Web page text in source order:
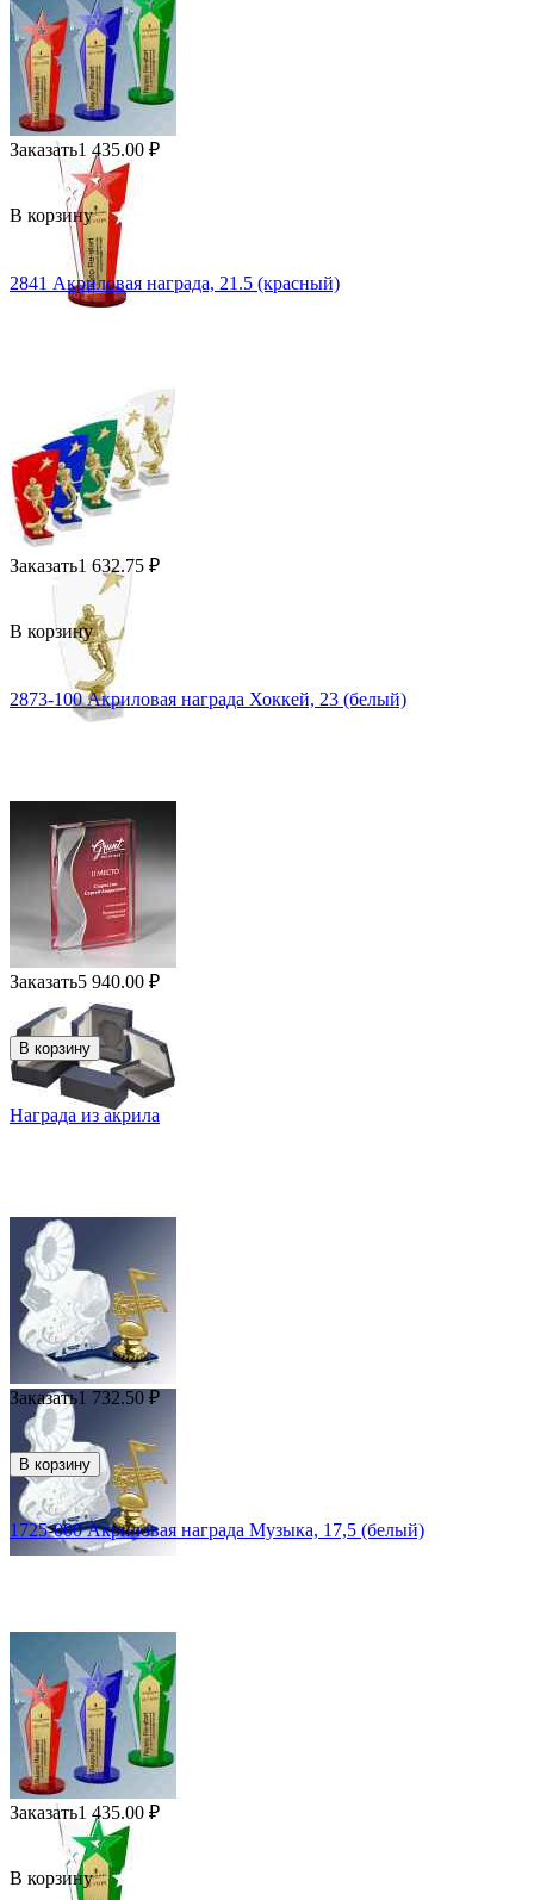
Заказать1 435.00 ₽
В корзину
2841 Акриловая награда, 21.5 (красный)
Заказать1 632.75 ₽
В корзину
2873-100 Акриловая награда Хоккей, 23 (белый)
Заказать5 940.00 ₽
В корзину
Награда из акрила
Заказать1 732.50 ₽
В корзину
1725-000 Акриловая награда Музыка, 17,5 (белый)
Заказать1 435.00 ₽
В корзину